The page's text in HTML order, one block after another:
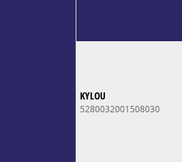
KYLOU
5280032001508030